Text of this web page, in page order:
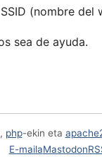
(nombre del
sea de ayuda.
php-ekin eta
E-mailaMastodon